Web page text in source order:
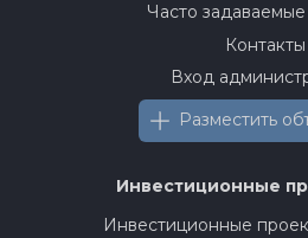
Часто
Контакты
Вход
Разместить
Инвестиционные
Инвестиционные